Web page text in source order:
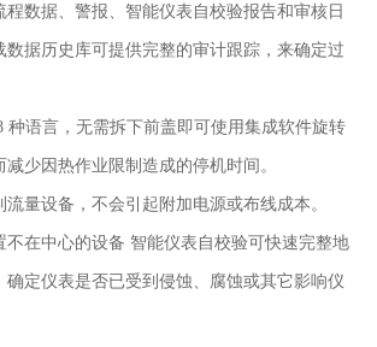
程数据、警报、智能仪表自校验报告和审核日
数据历史库可提供完整的审计跟踪，来确定过
种语言，无需拆下前盖即可使用集成软件旋转
少因热作业限制造成的停机时间。
量设备，不会引起附加电源或布线成本。
不在中心的设备 智能仪表自校验可快速完整地
确定仪表是否已受到侵蚀、腐蚀或其它影响仪